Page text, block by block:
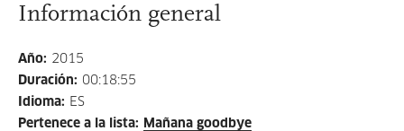
Información general
Año: 2015
Duración: 00:18:55
Idioma: ES
Pertenece a la lista: Mañana goodbye